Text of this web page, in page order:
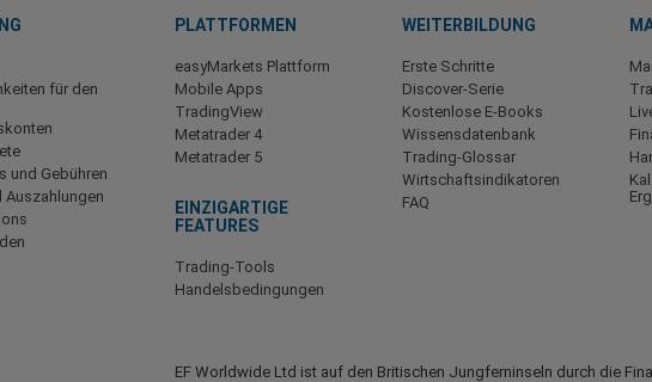
für den
und Gebühren
Auszahlungen
PLATTFORMEN
easyMarkets Plattform
Mobile Apps
TradingView
Metatrader 4
Metatrader 5
EINZIGARTIGE
FEATURES
Trading-Tools
Handelsbedingungen
WEITERBILDUNG
Erste Schritte
Discover-Serie
Kostenlose E-Books
Wissensdatenbank
Trading-Glossar
Wirtschaftsindikatoren
FAQ
EF Worldwide Ltd ist auf den Britischen Jungferninseln durch die